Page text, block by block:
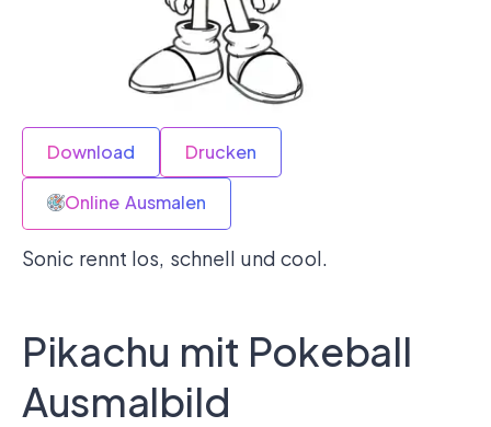
Download Drucken
Online Ausmalen
Sonic rennt los, schnell und cool.
Pikachu mit Pokeball
Ausmalbild